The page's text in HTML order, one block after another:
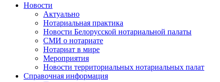
Новости
Актуально
Нотариальная практика
Новости Белорусской нотариальной палаты
СМИ о нотариате
Нотариат в мире
Мероприятия
Новости территориальных нотариальных палат
Справочная информация